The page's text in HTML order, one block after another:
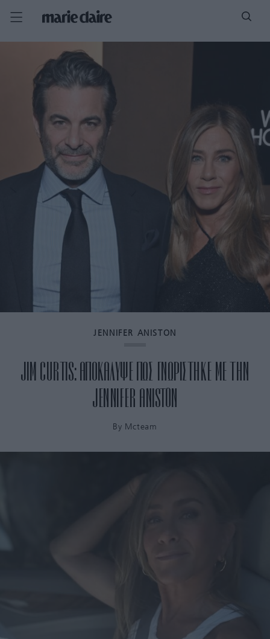
JENNIFER ANISTON
JIM CURTIS: ΑΠΟΚΑΛΥΨΕ ΠΩΣ ΓΝΩΡΙΣΤΗΚΕ ΜΕ ΤΗΝ
JENNIFER ANISTON
By Mcteam